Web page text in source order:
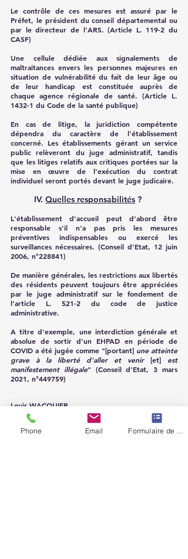
Le contrôle de ces mesures est assuré par le
Préfet, le président du conseil départemental ou
par le directeur de l'ARS. (Article L. 119-2 du
CASF)
Une cellule dédiée aux signalements de
maltraitances envers les personnes majeures en
situation de vulnérabilité du fait de leur âge ou
de leur handicap est constituée auprès de
chaque agence régionale de santé. (Article L.
1432-1 du Code de la santé publique)
En cas de litige, la juridiction compétente
dépendra du caractère de l'établissement
concerné. Les établissements gérant un service
public relèveront du juge administratif, tandis
que les litiges relatifs aux critiques portées sur la
mise en œuvre de l'exécution du contrat
individuel seront portés devant le juge judicaire.
IV. Quelles responsabilités ?
L'établissement d'accueil peut d'abord être
responsable s'il n'a pas pris les mesures
préventives indispensables ou exercé les
surveillances nécessaires. (Conseil d'Etat, 12 juin
2006, n°228841)
De manière générales, les restrictions aux libertés
des résidents peuvent toujours être appréciées
par le juge administratif sur le fondement de
l'article L. 521-2 du code de justice
administrative.
A titre d'exemple, une interdiction générale et
absolue de sortir d'un EHPAD en période de
COVID a été jugée comme "[portant] une atteinte
grave à la liberté d'aller et venir [et] est
manifestement illégale" (Conseil d'Etat, 3 mars
2021, n°449759)
Louis WACQUIER
Avocat en droit public
Phone Email